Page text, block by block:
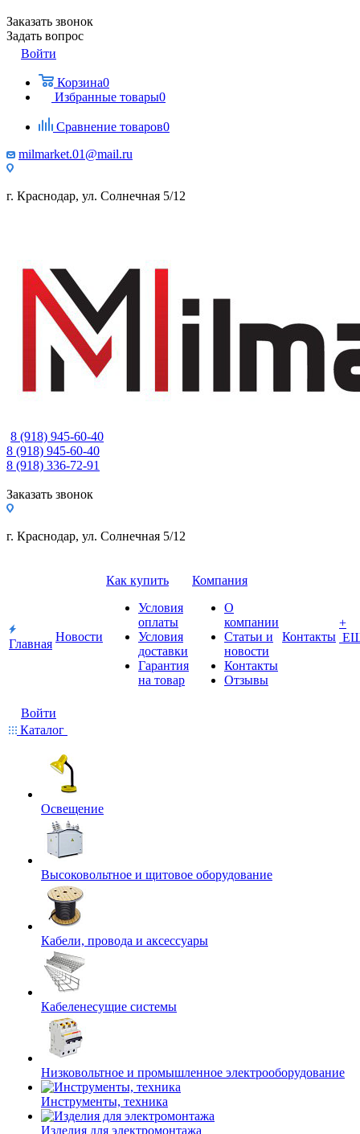
Заказать звонок
Задать вопрос
Войти
Корзина0
Избранные товары0
Сравнение товаров0
milmarket.01@mail.ru
г. Краснодар, ул. Солнечная 5/12
8 (918) 945-60-40
8 (918) 945-60-40
8 (918) 336-72-91
Заказать звонок
г. Краснодар, ул. Солнечная 5/12
Главная
Новости
Как купить
Условия
оплаты
Условия
доставки
Гарантия
на товар
Компания
О
компании
Статьи и
новости
Контакты
Отзывы
Контакты
+
Войти
Каталог
Освещение
Высоковольтное и щитовое оборудование
Кабели, провода и аксессуары
Кабеленесущие системы
Низковольтное и промышленное электрооборудование
Инструменты, техника
Изделия для электромонтажа